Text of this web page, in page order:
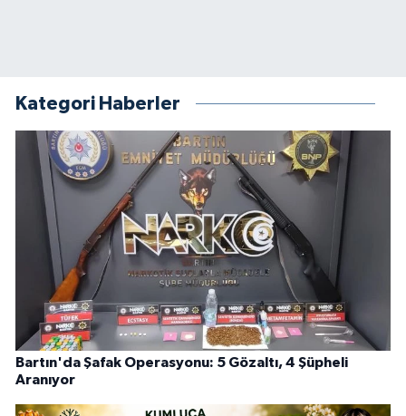
Kategori Haberler
Bartın'da Şafak Operasyonu: 5 Gözaltı, 4 Şüpheli
Aranıyor